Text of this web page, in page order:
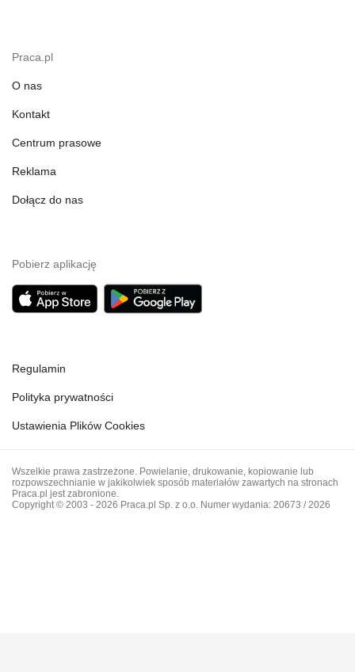
Praca.pl
O nas
Kontakt
Centrum prasowe
Reklama
Dołącz do nas
Pobierz aplikację
Regulamin
Polityka prywatności
Ustawienia Plików Cookies
Wszelkie prawa zastrzeżone. Powielanie, drukowanie, kopiowanie lub
rozpowszechnianie w jakikolwiek sposób materiałów zawartych na stronach
Praca.pl jest zabronione.
Copyright © 2003 - 2026 Praca.pl Sp. z o.o. Numer wydania: 20673 / 2026